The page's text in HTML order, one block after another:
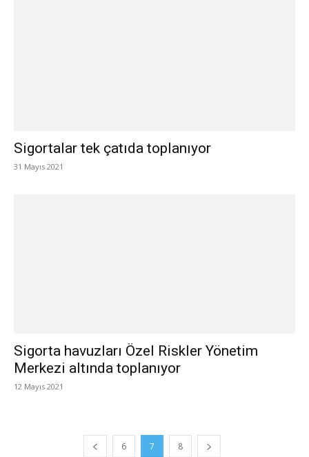
Sigortalar tek çatıda toplanıyor
31 Mayıs 2021
Sigorta havuzları Özel Riskler Yönetim
Merkezi altında toplanıyor
12 Mayıs 2021
6 7 8